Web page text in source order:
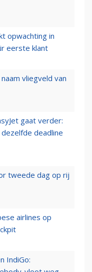
opwachting in
eerste klant
vliegveld van
gaat verder:
deadline
tweede dag op rij
airlines op
IndiGo: